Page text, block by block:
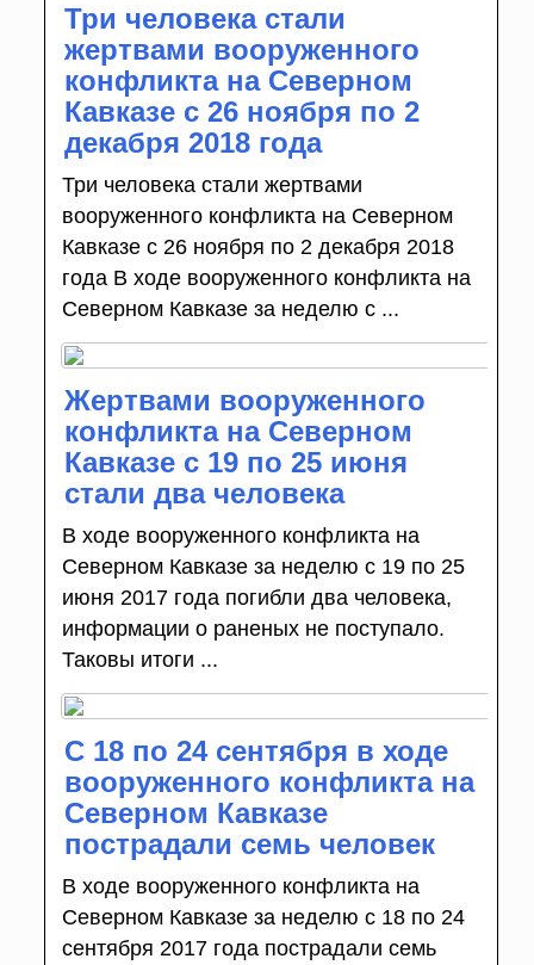
Три человека стали
жертвами вооруженного
конфликта на Северном
Кавказе с 26 ноября по 2
декабря 2018 года
Три человека стали жертвами
вооруженного конфликта на Северном
Кавказе с 26 ноября по 2 декабря 2018
года В ходе вооруженного конфликта на
Северном Кавказе за неделю с ...
Жертвами вооруженного
конфликта на Северном
Кавказе с 19 по 25 июня
стали два человека
В ходе вооруженного конфликта на
Северном Кавказе за неделю с 19 по 25
июня 2017 года погибли два человека,
информации о раненых не поступало.
Таковы итоги ...
С 18 по 24 сентября в ходе
вооруженного конфликта на
Северном Кавказе
пострадали семь человек
В ходе вооруженного конфликта на
Северном Кавказе за неделю с 18 по 24
сентября 2017 года пострадали семь